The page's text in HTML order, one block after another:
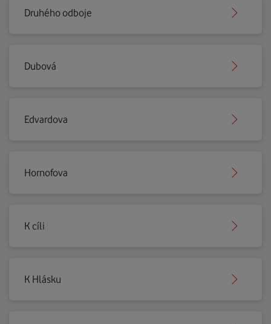
Druhého odboje
Dubová
Edvardova
Hornofova
K cíli
K Hlásku